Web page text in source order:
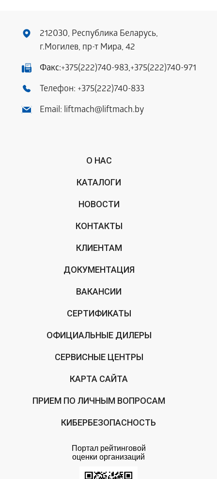
212030, Республика Беларусь,
г.Могилев, пр-т Мира, 42
Факс:+375(222)740-983,+375(222)740-971
Телефон: +375(222)740-833
Email: liftmach@liftmach.by
О НАС
КАТАЛОГИ
НОВОСТИ
КОНТАКТЫ
КЛИЕНТАМ
ДОКУМЕНТАЦИЯ
ВАКАНСИИ
СЕРТИФИКАТЫ
ОФИЦИАЛЬНЫЕ ДИЛЕРЫ
СЕРВИСНЫЕ ЦЕНТРЫ
КАРТА САЙТА
ПРИЕМ ПО ЛИЧНЫМ ВОПРОСАМ
КИБЕРБЕЗОПАСНОСТЬ
Портал рейтинговой
оценки организаций